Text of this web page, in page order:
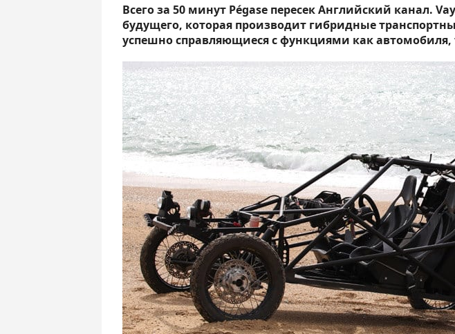
Всего за 50 минут Pégase пересек Английский канал.
будущего, которая производит гибридные
успешно справляющиеся с функциями как автомобиля,